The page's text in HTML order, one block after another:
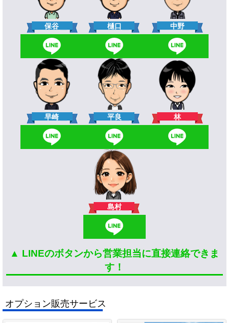
保谷 樋口 中野
早崎 平良 林
島村
▲ LINEのボタンから営業担当に直接連絡できま
す！
オプション販売サービス